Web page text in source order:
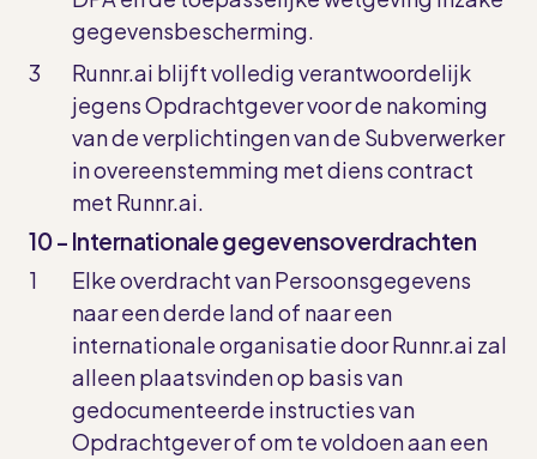
gegevensbescherming.
Runnr.ai blijft volledig verantwoordelijk
jegens Opdrachtgever voor de nakoming
van de verplichtingen van de Subverwerker
in overeenstemming met diens contract
met Runnr.ai.
10 - Internationale gegevensoverdrachten
Elke overdracht van Persoonsgegevens
naar een derde land of naar een
internationale organisatie door Runnr.ai zal
alleen plaatsvinden op basis van
gedocumenteerde instructies van
Opdrachtgever of om te voldoen aan een